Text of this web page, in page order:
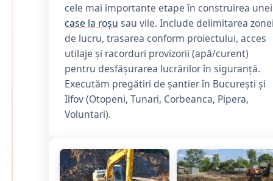
cele mai importante etape în construirea unei
case la roșu sau vile. Include delimitarea
de lucru, trasarea conform proiectului, acces
utilaje și racorduri provizorii (apă/curent)
pentru desfășurarea lucrărilor în siguranță.
Executăm pregătiri de șantier în București și
Ilfov (Otopeni, Tunari, Corbeanca, Pipera,
Voluntari).